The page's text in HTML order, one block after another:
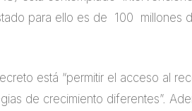
para ello es de 100 millones
está “permitir el acceso al
de crecimiento diferentes”.